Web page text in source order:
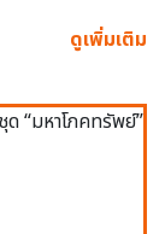
ดูเพิ่มเติม